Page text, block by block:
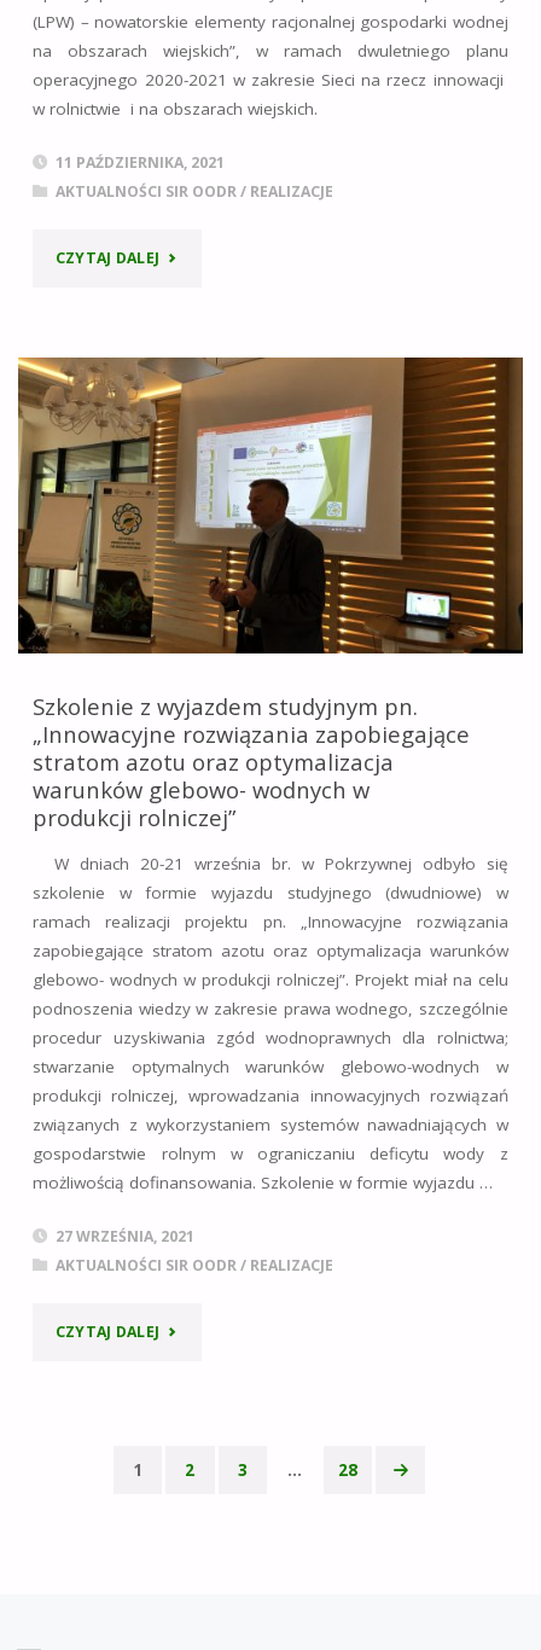
OBSZARACH
WIEJSKICH”"
INNOWACYJNYCH
ROZWIĄZAŃ
POBORU
CIEPŁA
ENERGII
ORAZ
OZE”"
(LPW) – nowatorskie elementy racjonalnej gospodarki wodnej
na obszarach wiejskich”, w ramach dwuletniego planu
operacyjnego 2020-2021 w zakresie Sieci na rzecz innowacji
w rolnictwie i na obszarach wiejskich.
11 PAŹDZIERNIKA, 2021
AKTUALNOŚCI SIR OODR/ REALIZACJE
CZYTAJ DALEJ "FILM
„„RUCH
WODY
W
GLEBIE”"
Szkolenie z wyjazdem studyjnym pn.
„Innowacyjne rozwiązania zapobiegające
stratom azotu oraz optymalizacja
warunków glebowo- wodnych w
produkcji rolniczej”
W dniach 20-21 września br. w Pokrzywnej odbyło się
szkolenie w formie wyjazdu studyjnego (dwudniowe) w
ramach realizacji projektu pn. „Innowacyjne rozwiązania
zapobiegające stratom azotu oraz optymalizacja warunków
glebowo- wodnych w produkcji rolniczej”. Projekt miał na celu
podnoszenia wiedzy w zakresie prawa wodnego, szczególnie
procedur uzyskiwania zgód wodnoprawnych dla rolnictwa;
stwarzanie optymalnych warunków glebowo-wodnych w
produkcji rolniczej, wprowadzania innowacyjnych rozwiązań
związanych z wykorzystaniem systemów nawadniających w
gospodarstwie rolnym w ograniczaniu deficytu wody z
możliwością dofinansowania. Szkolenie w formie wyjazdu …
27 WRZEŚNIA, 2021
AKTUALNOŚCI SIR OODR/ REALIZACJE
CZYTAJ DALEJ "SZKOLENIE
STUDYJNYM
1 2 3 … 28